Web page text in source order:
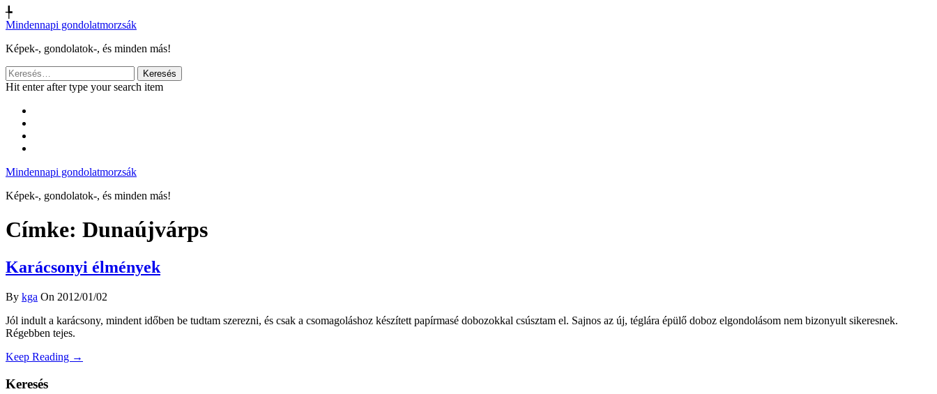
╄
Mindennapi gondolatmorzsák
Képek-, gondolatok-, és minden más!
Keresés:
Hit enter after type your search item
Mindennapi gondolatmorzsák
Képek-, gondolatok-, és minden más!
Címke: Dunaújvárps
Karácsonyi élmények
By kga On 2012/01/02
Jól indult a karácsony, mindent időben be tudtam szerezni, és csak a csomagoláshoz készített papírmasé dobozokkal csúsztam el. Sajnos az új, téglára épülő doboz elgondolásom nem bizonyult sikeresnek.
Régebben tejes.
Keep Reading →
Keresés